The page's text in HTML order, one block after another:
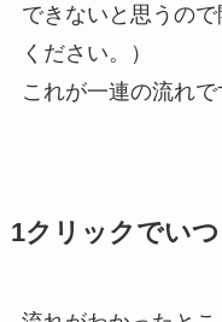
できないと思うの
ください。）
これが一連の流れで
1クリックでい